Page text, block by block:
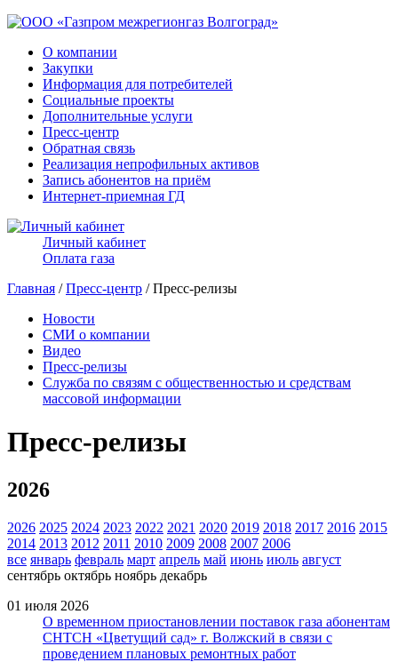
О компании
Закупки
Информация для потребителей
Социальные проекты
Дополнительные услуги
Пресс-центр
Обратная связь
Реализация непрофильных активов
Запись абонентов на приём
Интернет-приемная ГД
Личный кабинет
Оплата газа
Главная /Пресс-центр / Пресс-релизы
Новости
СМИ о компании
Видео
Пресс-релизы
Служба по связям с общественностью и средствам
массовой информации
Пресс-релизы
2026
2026 2025 2024 2023 2022 2021 2020 2019 2018 2017 2016 2015
2014 2013 2012 2011 2010 2009 2008 2007 2006
все январь февраль март апрель май июнь июль август
сентябрь октябрь ноябрь декабрь
01 июля 2026
О временном приостановлении поставок газа абонентам
СНТСН «Цветущий сад» г. Волжский в связи с
проведением плановых ремонтных работ